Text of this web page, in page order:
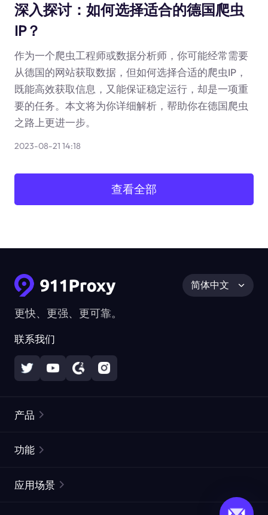
深入探讨：如何选择适合的德国爬虫
IP？
作为一个爬虫工程师或数据分析师，你可能经常需要
从德国的网站获取数据，但如何选择合适的爬虫IP，
既能高效获取信息，又能保证稳定运行，却是一项重
要的任务。本文将为你详细解析，帮助你在德国爬虫
之路上更进一步。
2023-08-21 14:18
查看全部
更快、更强、更可靠。
联系我们
简体中文
产品
静态住宅代理
功能
应用场景